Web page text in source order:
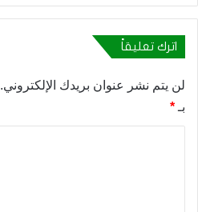
اترك تعليقاً
لن يتم نشر عنوان بريدك الإلكتروني.
بـ *